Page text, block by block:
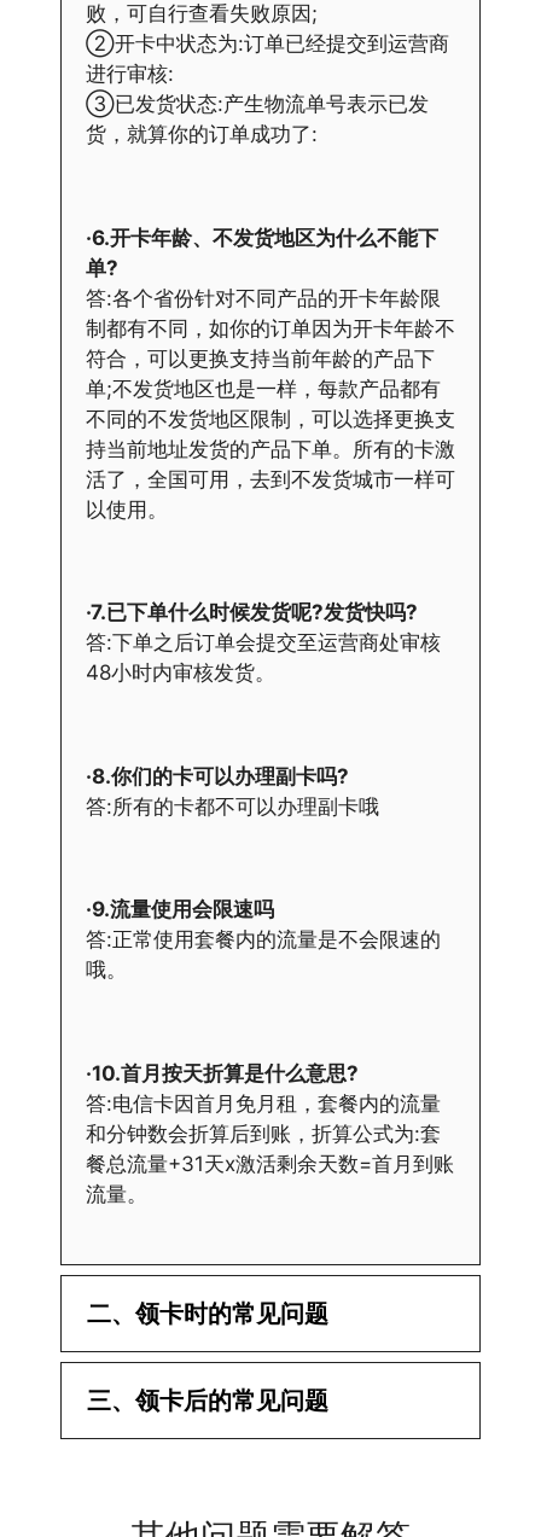
败，可自行查看失败原因;
②开卡中状态为:订单已经提交到运营商
进行审核:
③已发货状态:产生物流单号表示已发
货，就算你的订单成功了:
·6.开卡年龄、不发货地区为什么不能下
单?
答:各个省份针对不同产品的开卡年龄限
制都有不同，如你的订单因为开卡年龄不
符合，可以更换支持当前年龄的产品下
单;不发货地区也是一样，每款产品都有
不同的不发货地区限制，可以选择更换支
持当前地址发货的产品下单。所有的卡激
活了，全国可用，去到不发货城市一样可
以使用。
·7.已下单什么时候发货呢?发货快吗?
答:下单之后订单会提交至运营商处审核
48小时内审核发货。
·8.你们的卡可以办理副卡吗?
答:所有的卡都不可以办理副卡哦
·9.流量使用会限速吗
答:正常使用套餐内的流量是不会限速的
哦。
·10.首月按天折算是什么意思?
答:电信卡因首月免月租，套餐内的流量
和分钟数会折算后到账，折算公式为:套
餐总流量+31天x激活剩余天数=首月到账
流量。
二、领卡时的常见问题
·1.已经操作激活了怎么没有网?还不能使
用呢?
三、领卡后的常见问题